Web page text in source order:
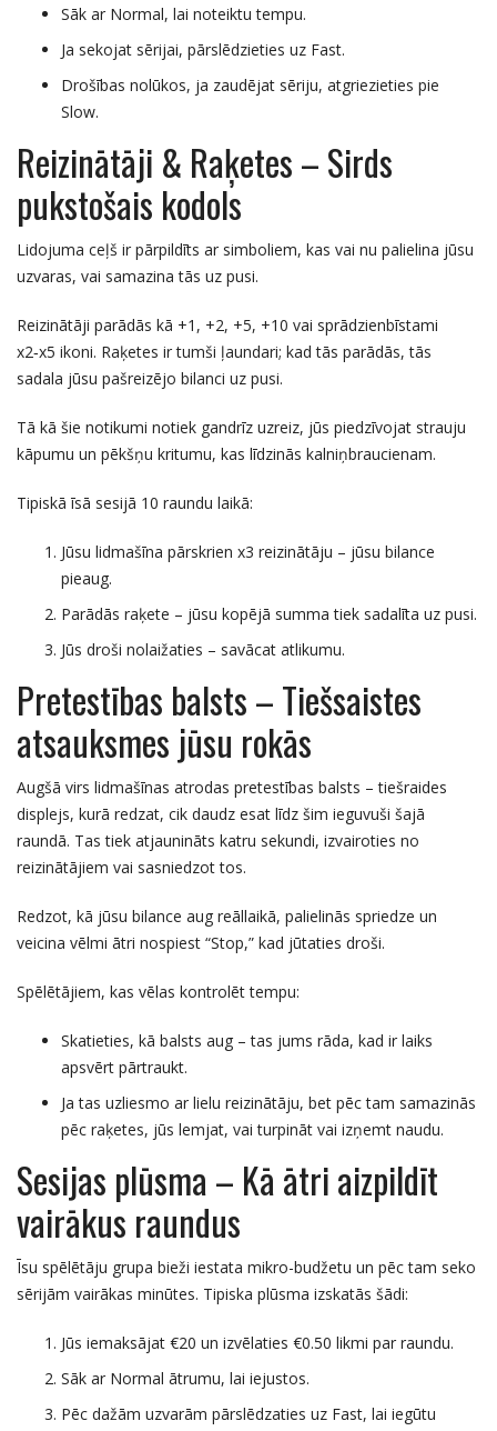
Sāk ar Normal, lai noteiktu tempu.
Ja sekojat sērijai, pārslēdzieties uz Fast.
Drošības nolūkos, ja zaudējat sēriju, atgriezieties pie
Slow.
Reizinātāji & Raķetes – Sirds
pukstošais kodols
Lidojuma ceļš ir pārpildīts ar simboliem, kas vai nu palielina jūsu
uzvaras, vai samazina tās uz pusi.
Reizinātāji parādās kā +1, +2, +5, +10 vai sprādzienbīstami
x2‑x5 ikoni. Raķetes ir tumši ļaundari; kad tās parādās, tās
sadala jūsu pašreizējo bilanci uz pusi.
Tā kā šie notikumi notiek gandrīz uzreiz, jūs piedzīvojat strauju
kāpumu un pēkšņu kritumu, kas līdzinās kalniņbraucienam.
Tipiskā īsā sesijā 10 raundu laikā:
Jūsu lidmašīna pārskrien x3 reizinātāju – jūsu bilance
pieaug.
Parādās raķete – jūsu kopējā summa tiek sadalīta uz pusi.
Jūs droši nolaižaties – savācat atlikumu.
Pretestības balsts – Tiešsaistes
atsauksmes jūsu rokās
Augšā virs lidmašīnas atrodas pretestības balsts – tiešraides
displejs, kurā redzat, cik daudz esat līdz šim ieguvuši šajā
raundā. Tas tiek atjaunināts katru sekundi, izvairoties no
reizinātājiem vai sasniedzot tos.
Redzot, kā jūsu bilance aug reāllaikā, palielinās spriedze un
veicina vēlmi ātri nospiest “Stop,” kad jūtaties droši.
Spēlētājiem, kas vēlas kontrolēt tempu:
Skatieties, kā balsts aug – tas jums rāda, kad ir laiks
apsvērt pārtraukt.
Ja tas uzliesmo ar lielu reizinātāju, bet pēc tam samazinās
pēc raķetes, jūs lemjat, vai turpināt vai izņemt naudu.
Sesijas plūsma – Kā ātri aizpildīt
vairākus raundus
Īsu spēlētāju grupa bieži iestata mikro-budžetu un pēc tam seko
sērijām vairākas minūtes. Tipiska plūsma izskatās šādi:
Jūs iemaksājat €20 un izvēlaties €0.50 likmi par raundu.
Sāk ar Normal ātrumu, lai iejustos.
Pēc dažām uzvarām pārslēdzaties uz Fast, lai iegūtu